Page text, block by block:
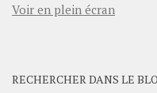
Voir en plein écran
RECHERCHER DANS LE